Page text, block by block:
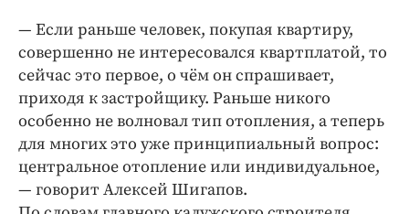
— Если раньше человек, покупая квартиру,
совершенно не интересовался квартплатой, то
сейчас это первое, о чём он спрашивает,
приходя к застройщику. Раньше никого
особенно не волновал тип отопления, а теперь
для многих это уже принципиальный вопрос:
центральное отопление или индивидуальное,
— говорит Алексей Шигапов.